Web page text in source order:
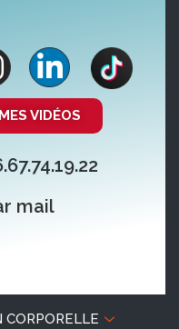
VIDÉOS
mail
CORPORELLE